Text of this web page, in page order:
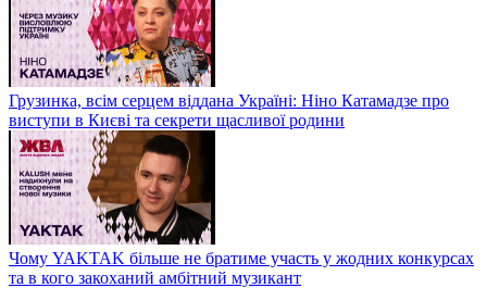
Грузинка, всім серцем віддана Україні: Ніно Катамадзе про
виступи в Києві та секрети щасливої родини
Чому YAKTAK більше не братиме участь у жодних конкурсах
та в кого закоханий амбітний музикант